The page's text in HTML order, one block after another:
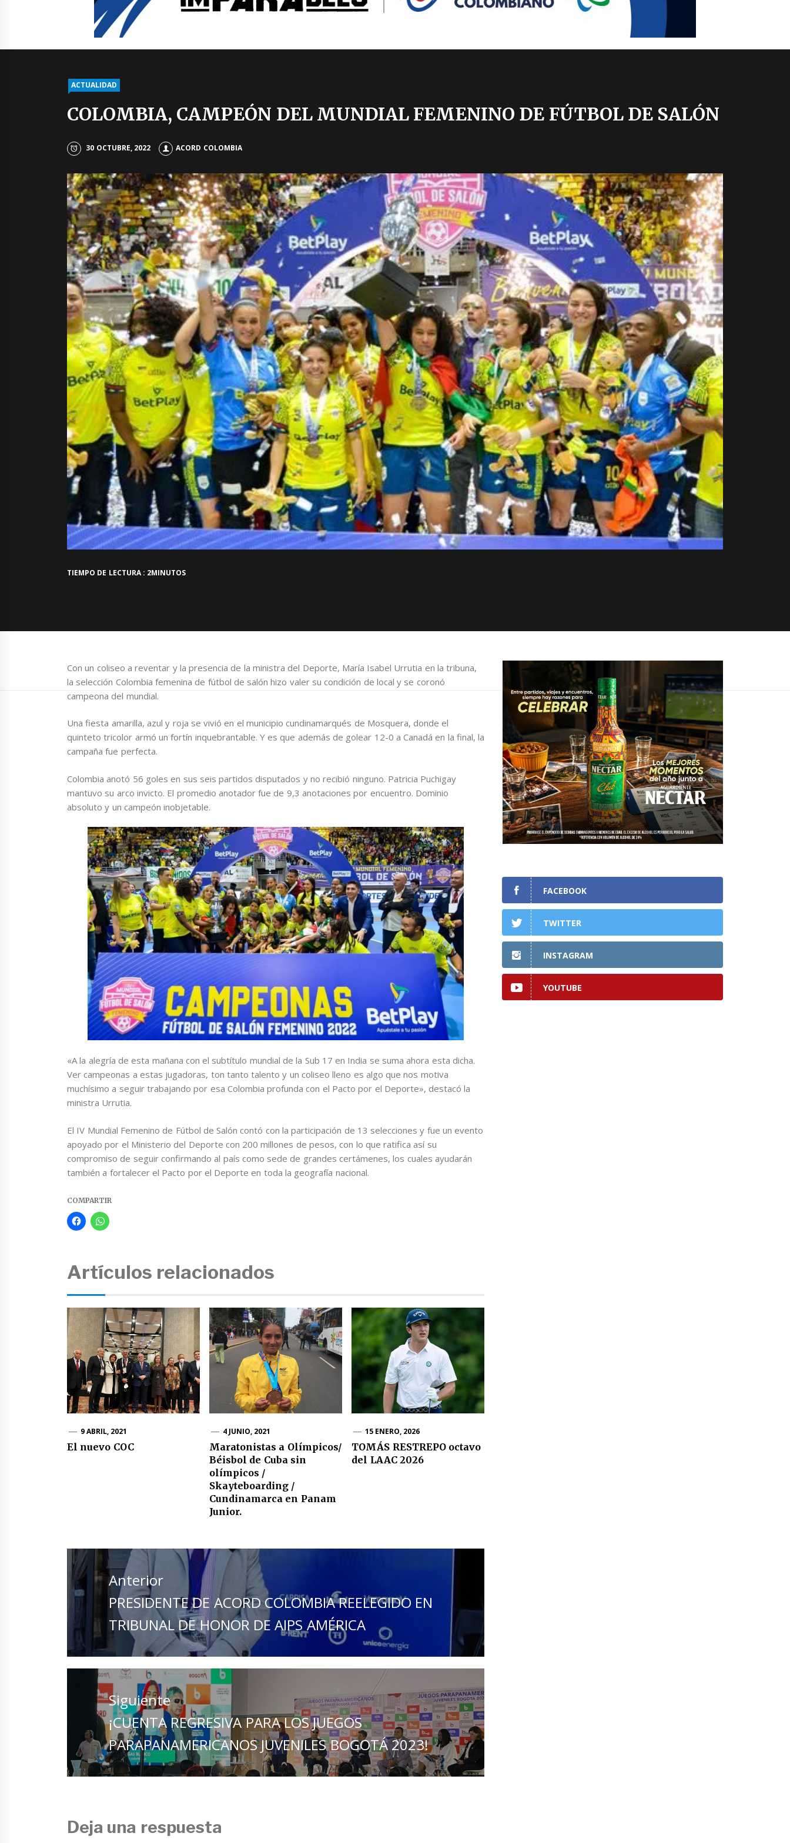
ACTUALIDAD
COLOMBIA, CAMPEÓN DEL MUNDIAL FEMENINO DE FÚTBOL DE SALÓN
30 OCTUBRE, 2022 ACORD COLOMBIA
TIEMPO DE LECTURA : 2MINUTOS
Con un coliseo a reventar y la presencia de la ministra del Deporte, María Isabel Urrutia en la tribuna,
la selección Colombia femenina de fútbol de salón hizo valer su condición de local y se coronó
campeona del mundial.
Una fiesta amarilla, azul y roja se vivió en el municipio cundinamarqués de Mosquera, donde el
quinteto tricolor armó un fortín inquebrantable. Y es que además de golear 12-0 a Canadá en la final, la
campaña fue perfecta.
Colombia anotó 56 goles en sus seis partidos disputados y no recibió ninguno. Patricia Puchigay
mantuvo su arco invicto. El promedio anotador fue de 9,3 anotaciones por encuentro. Dominio
absoluto y un campeón inobjetable.
«A la alegría de esta mañana con el subtítulo mundial de la Sub 17 en India se suma ahora esta dicha.
Ver campeonas a estas jugadoras, ton tanto talento y un coliseo lleno es algo que nos motiva
muchísimo a seguir trabajando por esa Colombia profunda con el Pacto por el Deporte», destacó la
ministra Urrutia.
El IV Mundial Femenino de Fútbol de Salón contó con la participación de 13 selecciones y fue un evento
apoyado por el Ministerio del Deporte con 200 millones de pesos, con lo que ratifica así su
compromiso de seguir confirmando al país como sede de grandes certámenes, los cuales ayudarán
también a fortalecer el Pacto por el Deporte en toda la geografía nacional.
COMPARTIR
Artículos relacionados
9 ABRIL, 2021
El nuevo COC
4 JUNIO, 2021
Maratonistas a Olímpicos/
Béisbol de Cuba sin
olímpicos /
Skayteboarding /
Cundinamarca en Panam
Junior.
15 ENERO, 2026
TOMÁS RESTREPO octavo
del LAAC 2026
Navegación
de
entradas
Anterior
Entrada
anterior:
PRESIDENTE DE ACORD COLOMBIA REELEGIDO EN
TRIBUNAL DE HONOR DE AIPS AMÉRICA
Siguiente
Entrada
siguiente:
¡CUENTA REGRESIVA PARA LOS JUEGOS
PARAPANAMERICANOS JUVENILES BOGOTÁ 2023!
Deja una respuesta
FACEBOOK
TWITTER
INSTAGRAM
YOUTUBE